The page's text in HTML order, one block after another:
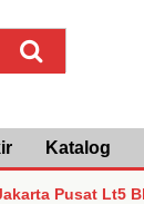
Katalog
Lt5 Blok F2